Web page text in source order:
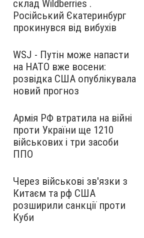
склад Wildberries .
Російський Єкатеринбург
прокинувся від вибухів
WSJ - Путін може напасти
на НАТО вже восени:
розвідка США опублікувала
новий прогноз
Армія РФ втратила на війні
проти України ще 1210
військових і три засоби
ППО
Через військові зв'язки з
Китаєм та рф США
розширили санкції проти
Куби